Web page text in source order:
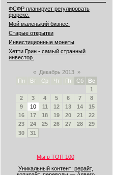
ФСФР планирует регулировать
форекс.
Мой маленький бизнес.
Старые открытки
Инвестиционные монеты
Хетти Грин - самый странный
инвестор.
« Декабрь 2013 »
Пн
Вт Ср Чт Пт Сб
Вс
1
2
3 4 5 6 7
8
9
10 11 12 13 14
15
16
17 18 19 20 21
22
23
24 25 26 27 28
29
30
31
Мы в ТОП 100
Уникальный контент: рерайт,